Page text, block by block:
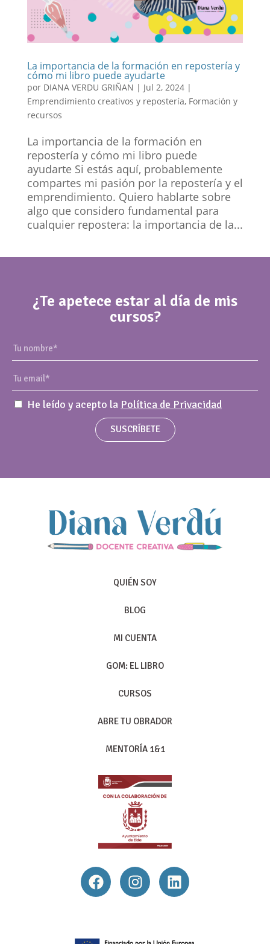
La importancia de la formación en repostería y
cómo mi libro puede ayudarte
por DIANA VERDU GRIÑAN | Jul 2, 2024|
Emprendimiento creativos y repostería, Formación y
recursos
La importancia de la formación en
repostería y cómo mi libro puede
ayudarte Si estás aquí, probablemente
compartes mi pasión por la repostería y el
emprendimiento. Quiero hablarte sobre
algo que considero fundamental para
cualquier repostera: la importancia de la...
¿Te apetece estar al día de mis
cursos?
He leído y acepto la Política de Privacidad
SUSCRÍBETE
QUIÉN SOY
BLOG
MI CUENTA
GOM: EL LIBRO
CURSOS
ABRE TU OBRADOR
MENTORÍA 1&1